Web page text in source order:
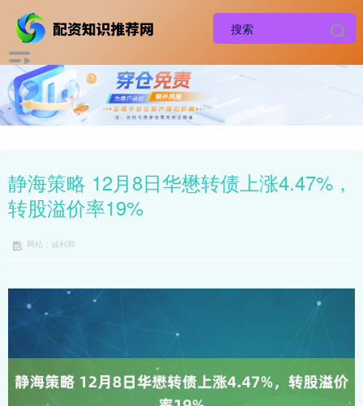
静海策略 12月8日华懋转债上涨4.47%，
转股溢价率19%
网站：诚利和